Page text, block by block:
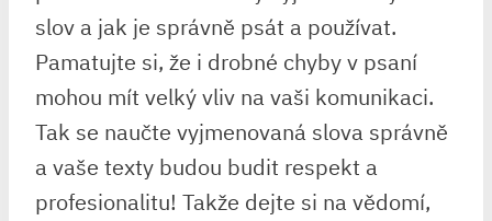
slov a jak ‌je ⁣správně psát a používat.
Pamatujte ​si, ‍že i drobné chyby v psaní​
mohou mít velký vliv⁢ na vaši komunikaci.
Tak se naučte vyjmenovaná slova ‌správně
a vaše texty budou budit‌ respekt a
‌profesionalitu! ​Takže dejte si na vědomí,